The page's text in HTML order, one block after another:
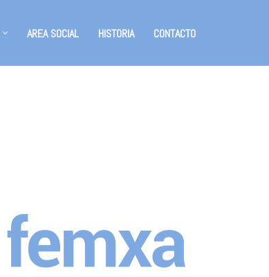
AREA SOCIAL HISTORIA CONTACTO